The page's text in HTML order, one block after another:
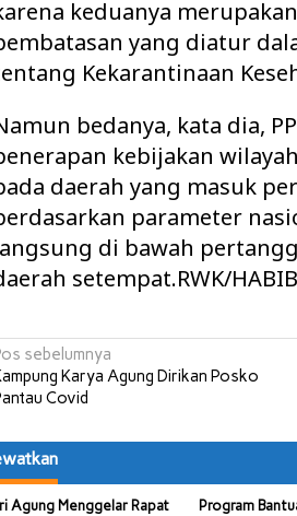
keduanya
yang diatur
Kekarantinaan
bedanya, kata dia,
kebijakan
daerah yang masuk
parameter
di bawah
setempat.RWK/
sebelumnya
Karya Agung Dirikan Posko
Covid
Agung Menggelar Rapat
Program